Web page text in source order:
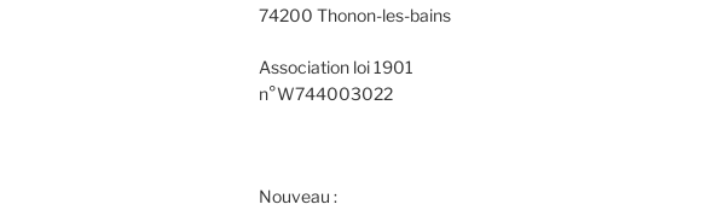
74200 Thonon-les-bains
Association loi 1901
n°W744003022
Nouveau :